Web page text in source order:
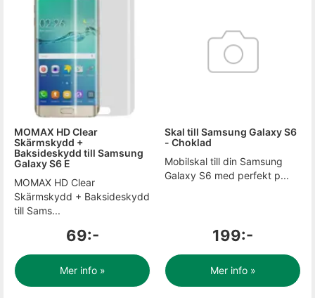
MOMAX HD Clear
Skärmskydd +
Baksideskydd till Samsung
Galaxy S6 E
MOMAX HD Clear
Skärmskydd + Baksideskydd
till Sams...
69:-
Mer info »
Skal till Samsung Galaxy S6
- Choklad
Mobilskal till din Samsung
Galaxy S6 med perfekt p...
199:-
Mer info »